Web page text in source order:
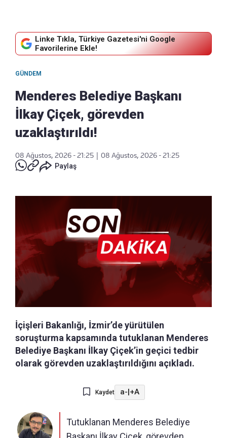
Linke Tıkla, Türkiye Gazetesi'ni Google
Favorilerine Ekle!
GÜNDEM
Menderes Belediye Başkanı
İlkay Çiçek, görevden
uzaklaştırıldı!
08 Ağustos, 2026 - 21:25
08 Ağustos, 2026 - 21:25
Paylaş
İçişleri Bakanlığı, İzmir’de yürütülen
soruşturma kapsamında tutuklanan Menderes
Belediye Başkanı İlkay Çiçek’in geçici tedbir
olarak görevden uzaklaştırıldığını açıkladı.
Kaydet a-|+A
Tutuklanan Menderes Belediye